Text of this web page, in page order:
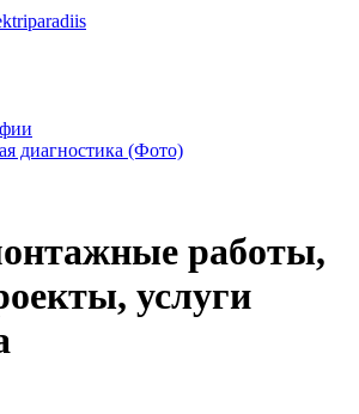
диагностика (Фото)
работы,
услуги